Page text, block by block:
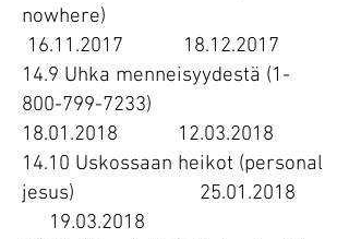
nowhere)
16.11.2017
18.12.2017
14.9 Uhka menneisyydestä (1-
800-799-7233)
18.01.2018
12.03.2018
14.10 Uskossaan heikot (personal
jesus) 25.01.2018
19.03.2018